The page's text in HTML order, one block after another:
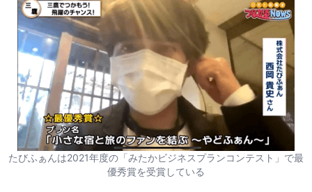
たびふぁんは2021年度の「みたかビジネスプランコンテスト」で最
優秀賞を受賞している